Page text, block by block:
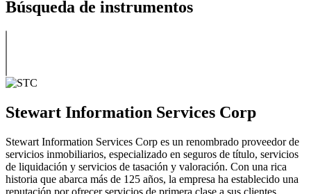
Búsqueda de instrumentos
Stewart Information Services Corp
Stewart Information Services Corp es un renombrado proveedor de
servicios inmobiliarios, especializado en seguros de título, servicios
de liquidación y servicios de tasación y valoración. Con una rica
historia que abarca más de 125 años, la empresa ha establecido una
reputación por ofrecer servicios de primera clase a sus clientes.